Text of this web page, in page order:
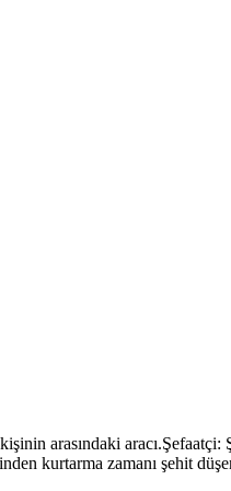
arasındaki aracı.Şefaatçi:
kurtarma zamanı şehit